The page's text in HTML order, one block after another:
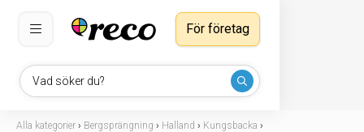
Vad söker du?
För företag
Alla kategorier › Bergsprängning › Halland › Kungsbacka ›